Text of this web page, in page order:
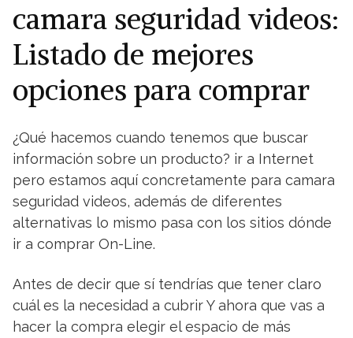
camara seguridad videos:
Listado de mejores
opciones para comprar
¿Qué hacemos cuando tenemos que buscar
información sobre un producto? ir a Internet
pero estamos aquí concretamente para camara
seguridad videos, además de diferentes
alternativas lo mismo pasa con los sitios dónde
ir a comprar On-Line.
Antes de decir que sí tendrías que tener claro
cuál es la necesidad a cubrir Y ahora que vas a
hacer la compra elegir el espacio de más